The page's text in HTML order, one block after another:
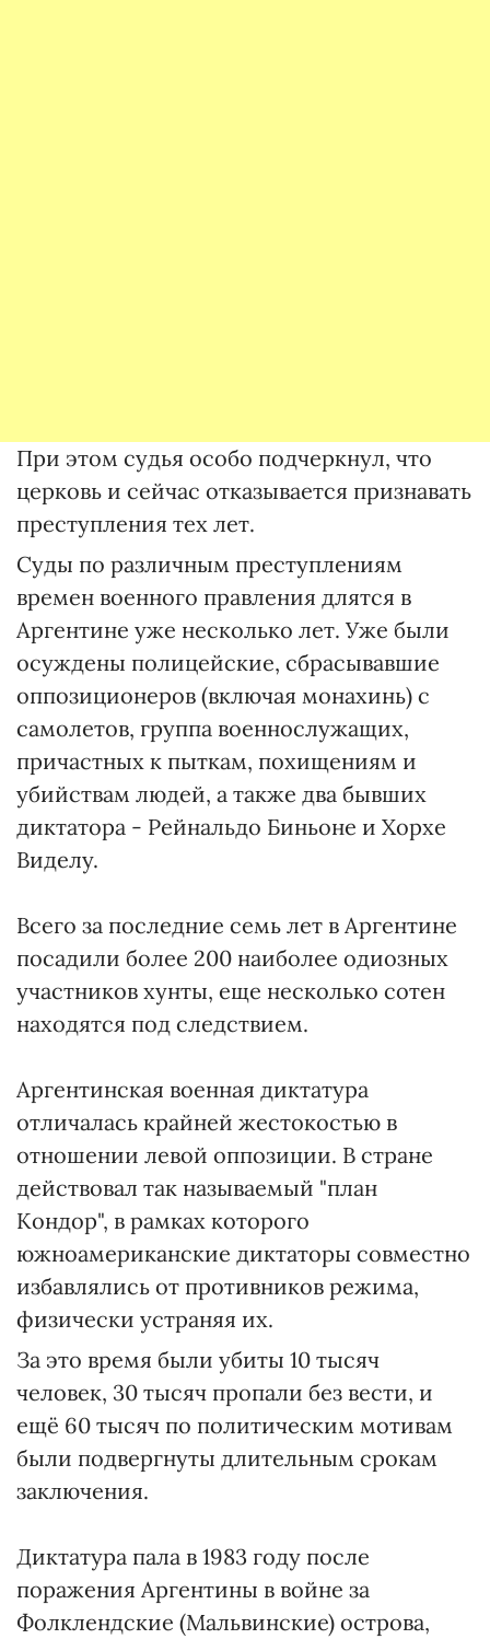
При этом судья особо подчеркнул, что
церковь и сейчас отказывается признавать
преступления тех лет.
Суды по различным преступлениям
времен военного правления длятся в
Аргентине уже несколько лет. Уже были
осуждены полицейские, сбрасывавшие
оппозиционеров (включая монахинь) с
самолетов, группа военнослужащих,
причастных к пыткам, похищениям и
убийствам людей, а также два бывших
диктатора - Рейнальдо Биньоне и Хорхе
Виделу.
Всего за последние семь лет в Аргентине
посадили более 200 наиболее одиозных
участников хунты, еще несколько сотен
находятся под следствием.
Аргентинская военная диктатура
отличалась крайней жестокостью в
отношении левой оппозиции. В стране
действовал так называемый "план
Кондор", в рамках которого
южноамериканские диктаторы совместно
избавлялись от противников режима,
физически устраняя их.
За это время были убиты 10 тысяч
человек, 30 тысяч пропали без вести, и
ещё 60 тысяч по политическим мотивам
были подвергнуты длительным срокам
заключения.
Диктатура пала в 1983 году после
поражения Аргентины в войне за
Фолклендские (Мальвинские) острова,